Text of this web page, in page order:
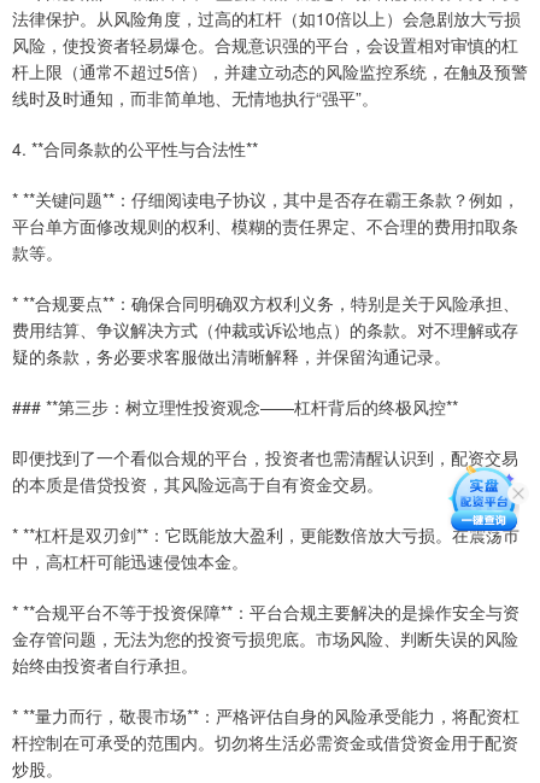
法律保护。从风险角度，过高的杠杆（如10倍以上）会急剧放大亏损
风险，使投资者轻易爆仓。合规意识强的平台，会设置相对审慎的杠
杆上限（通常不超过5倍），并建立动态的风险监控系统，在触及预警
线时及时通知，而非简单地、无情地执行“强平”。
4. **合同条款的公平性与合法性**
* **关键问题**：仔细阅读电子协议，其中是否存在霸王条款？例如，
平台单方面修改规则的权利、模糊的责任界定、不合理的费用扣取条
款等。
* **合规要点**：确保合同明确双方权利义务，特别是关于风险承担、
费用结算、争议解决方式（仲裁或诉讼地点）的条款。对不理解或存
疑的条款，务必要求客服做出清晰解释，并保留沟通记录。
### **第三步：树立理性投资观念——杠杆背后的终极风控**
即便找到了一个看似合规的平台，投资者也需清醒认识到，配资交易
的本质是借贷投资，其风险远高于自有资金交易。
* **杠杆是双刃剑**：它既能放大盈利，更能数倍放大亏损。在震荡市
中，高杠杆可能迅速侵蚀本金。
* **合规平台不等于投资保障**：平台合规主要解决的是操作安全与资
金存管问题，无法为您的投资亏损兜底。市场风险、判断失误的风险
始终由投资者自行承担。
* **量力而行，敬畏市场**：严格评估自身的风险承受能力，将配资杠
杆控制在可承受的范围内。切勿将生活必需资金或借贷资金用于配资
炒股。